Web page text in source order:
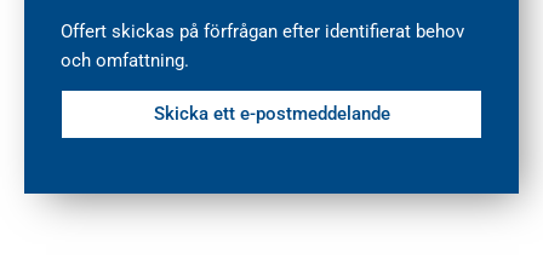
Offert skickas på förfrågan efter identifierat behov
och omfattning.
Skicka ett e-postmeddelande